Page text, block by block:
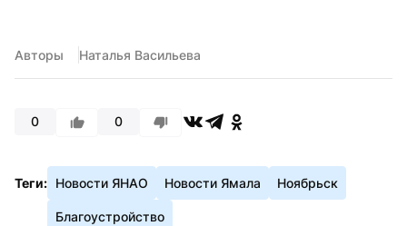
Авторы Наталья Васильева
0 0
Теги: Новости ЯНАО Новости Ямала Ноябрьск
Благоустройство